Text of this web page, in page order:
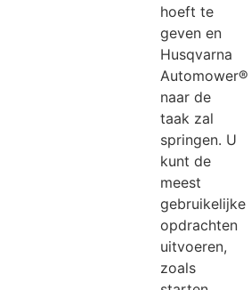
hoeft te
geven en
Husqvarna
Automower®
naar de
taak zal
springen. U
kunt de
meest
gebruikelijke
opdrachten
uitvoeren,
zoals